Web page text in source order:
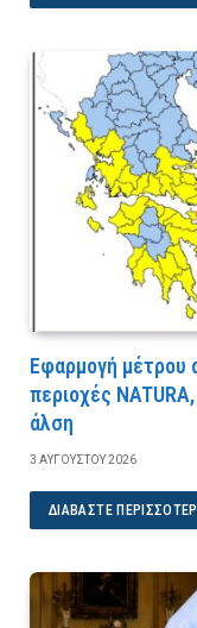
Εφαρμογή μέτρου
περιοχές
άλση
3 ΑΥΓΟΎΣΤΟΥ 2026
ΔΙΑΒΆΣΤΕ